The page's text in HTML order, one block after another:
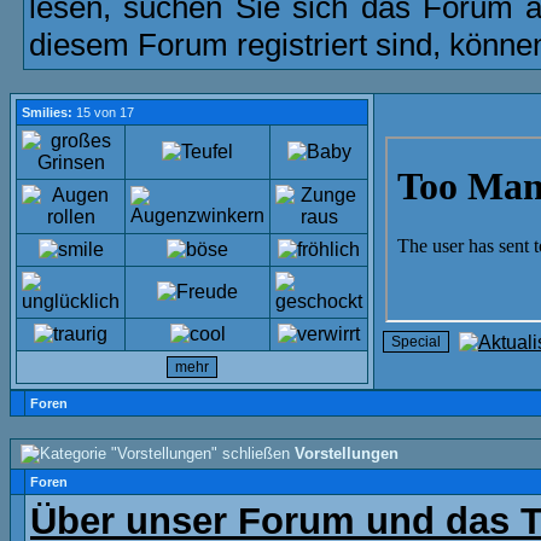
lesen, suchen Sie sich das Forum
diesem Forum registriert sind,
Smilies: 15 von 17
Foren
Vorstellungen
Foren
Über unser Forum und das